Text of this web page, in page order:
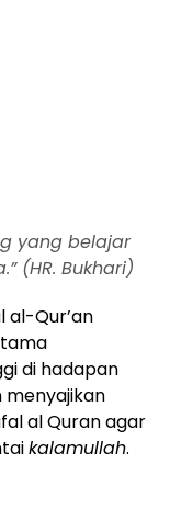
yang belajar
.” (HR. Bukhari)
al-Qur’an
di hadapan
menyajikan
al Quran agar
kalamullah.